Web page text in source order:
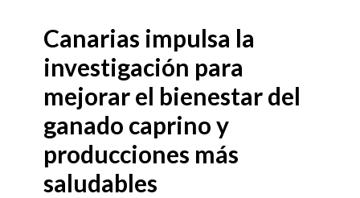
Canarias impulsa la
investigación para
mejorar el bienestar del
ganado caprino y
producciones más
saludables